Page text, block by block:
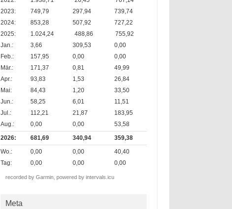
2023:
749,79 297,94
739,74
2024:
853,28 507,92
727,22
2025:
1.024,24 488,86
755,92
Jan.:
3,66 309,53
0,00
Feb.:
157,95 0,00
0,00
Mär.:
171,37 0,81
49,99
Apr.:
93,83 1,53
26,84
Mai:
84,43 1,20
33,50
Jun.:
58,25 6,01
11,51
Jul.:
112,21 21,87
183,95
Aug.:
0,00 0,00
53,58
2026:
681,69 340,94
359,38
Wo.:
0,00 0,00
40,40
Tag:
0,00 0,00 0,00
recorded by Garmin, powered by intervals.icu
Meta